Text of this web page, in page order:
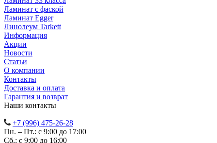
Ламинат с фаской
Ламинат Egger
Линолеум Tarkett
Информация
Акции
Новости
Статьи
О компании
Контакты
Доставка и оплата
Гарантия и возврат
Наши контакты
+7 (996) 475-26-28
Пн. – Пт.: с 9:00 до 17:00
Сб.: с 9:00 до 16:00